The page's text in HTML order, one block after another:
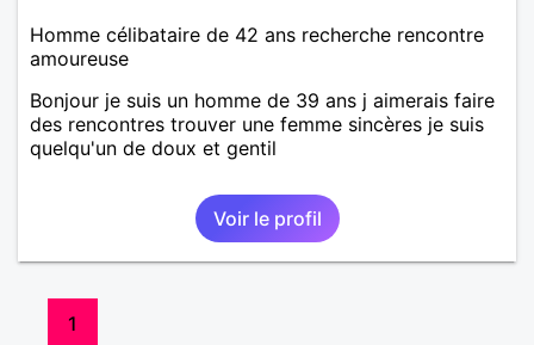
Homme célibataire de 42 ans recherche rencontre
amoureuse
Bonjour je suis un homme de 39 ans j aimerais faire
des rencontres trouver une femme sincères je suis
quelqu'un de doux et gentil
Voir le profil
1